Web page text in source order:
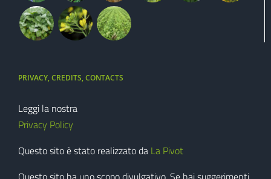
PRIVACY, CREDITS, CONTACTS
Leggi la nostra
Privacy Policy
Questo sito è stato realizzato da La Pivot